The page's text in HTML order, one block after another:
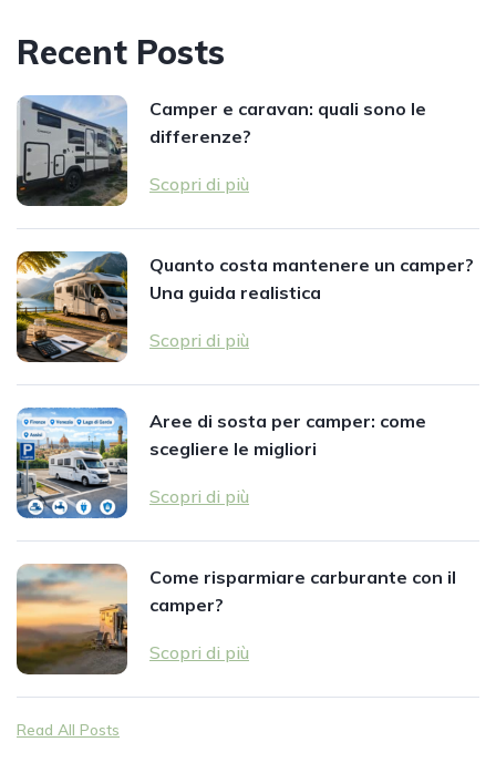
Recent Posts
Camper e caravan: quali sono le
differenze?
Scopri di più
Quanto costa mantenere un camper?
Una guida realistica
Scopri di più
Aree di sosta per camper: come
scegliere le migliori
Scopri di più
Come risparmiare carburante con il
camper?
Scopri di più
Read All Posts